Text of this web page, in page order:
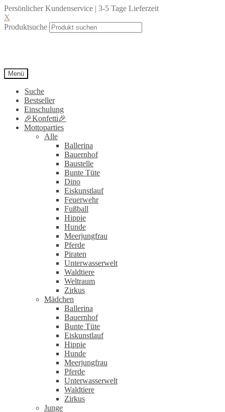
Persönlicher Kundenservice | 3-5 Tage Lieferzeit
X
Produktsuche
Menü
Suche
Bestseller
Einschulung
🎉Konfetti🎉
Mottoparties
Alle
Ballerina
Bauernhof
Baustelle
Bunte Tüte
Dino
Eiskunstlauf
Feuerwehr
Fußball
Hippie
Hunde
Meerjungfrau
Pferde
Piraten
Unterwasserwelt
Waldtiere
Weltraum
Zirkus
Mädchen
Ballerina
Bauernhof
Bunte Tüte
Eiskunstlauf
Hippie
Hunde
Meerjungfrau
Pferde
Unterwasserwelt
Waldtiere
Zirkus
Junge